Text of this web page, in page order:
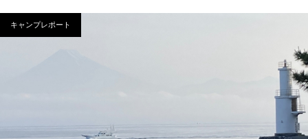
キャンプレポート